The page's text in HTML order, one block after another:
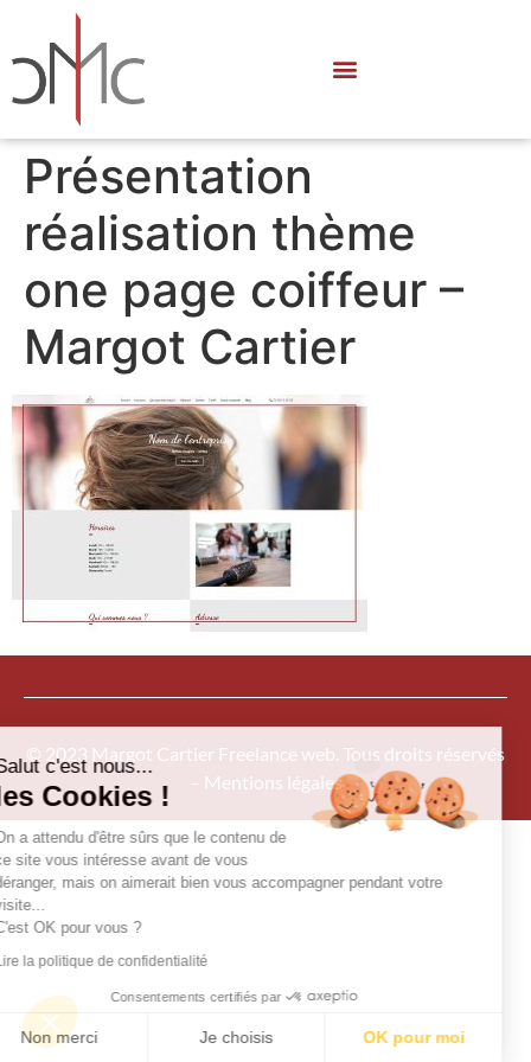
Présentation
réalisation thème
one page coiffeur –
Margot Cartier
© 2023 Margot Cartier Freelance web. Tous droits réservés
– Mentions légales
Salut c'est nous...
les Cookies !
On a attendu d'être sûrs que le contenu de
ce site vous intéresse avant de vous
déranger, mais on aimerait bien vous accompagner pendant votre
visite...
C'est OK pour vous ?
Lire la politique de confidentialité
Consentements certifiés par
Non merci Je choisis OK pour moi